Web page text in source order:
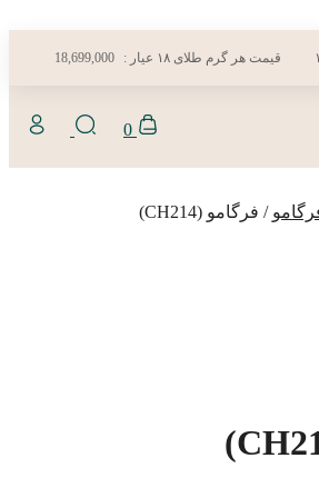
قیمت هر گرم طلای ۱۸ عیار : 18,699,000
0
/ فرگامو (CH214)